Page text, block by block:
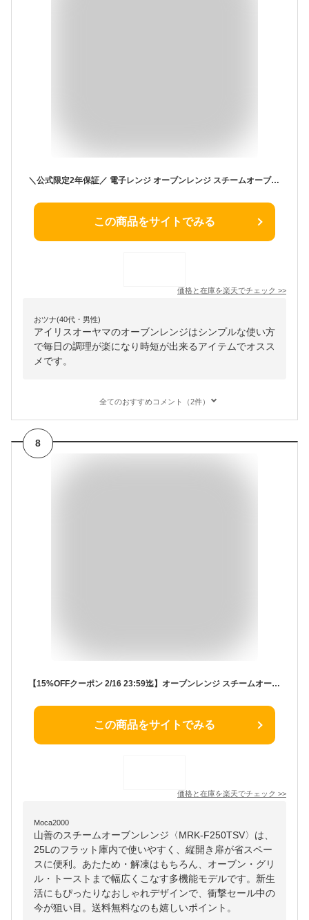
＼公式限定2年保証／ 電子レンジ オーブンレンジ スチームオーブンレンジ フラット アイリスオーヤマ 18L グリル スチーム オーブン 時短ブースト 時短調理 発酵機能 ヘルツフリー グレー アッシュ ホワイト MO-F1809 [安心延長保証対象]
この商品をサイトでみる
価格と在庫を楽天でチェック >>
おツナ(40代・男性)
アイリスオーヤマのオーブンレンジはシンプルな使い方
で毎日の調理が楽になり時短が出来るアイテムでオスス
メです。
全てのおすすめコメント（2件）
8
【15%OFFクーポン 2/16 23:59迄】オーブンレンジ スチームオーブンレンジ 25L フラット 縦開き MRK-F250TSV 電子レンジ フラットテーブル オーブン レンジ グリル トースト あたため 解凍 おしゃれ 新生活 山善 YAMAZEN 【送料無料】
この商品をサイトでみる
価格と在庫を楽天でチェック >>
Moca2000
山善のスチームオーブンレンジ〈MRK-F250TSV〉は、
25Lのフラット庫内で使いやすく、縦開き扉が省スペー
スに便利。あたため・解凍はもちろん、オーブン・グリ
ル・トーストまで幅広くこなす多機能モデルです。新生
活にもぴったりなおしゃれデザインで、衝撃セール中の
今が狙い目。送料無料なのも嬉しいポイント。